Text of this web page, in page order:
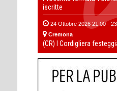
iscritte
24 Ottobre 2026 21:00 -
Cremona
(CR) I Cordigliera